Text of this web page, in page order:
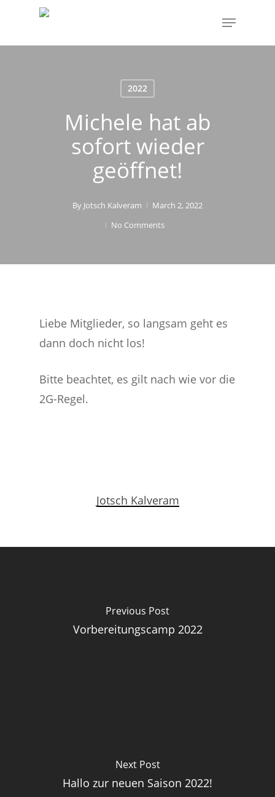
main
Menu
2022
Michele hat ab
sofort wieder
geöffnet!
By Jotsch Kalveram
March 2, 2022
No Comments
Liebe Mitglieder, so langsam geht es
dann doch nicht los!
Bitte beachtet, es gilt nach wie vor die
2G-Regel.
Jotsch Kalveram
Previous Post
Vorbereitungscamp 2022
Next Post
Hallo zur neuen Saison 2022!